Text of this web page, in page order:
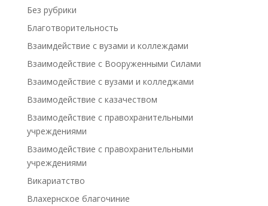
Без рубрики
Благотворительность
Взаимдействие с вузами и коллеждами
Взаимодействие с Вооруженными Силами
Взаимодействие с вузами и колледжами
Взаимодействие с казачеством
Взаимодействие с правохранительными
учреждениями
Взаимодействие с правохранительными
учреждениями
Викариатство
Влахернское благочиние